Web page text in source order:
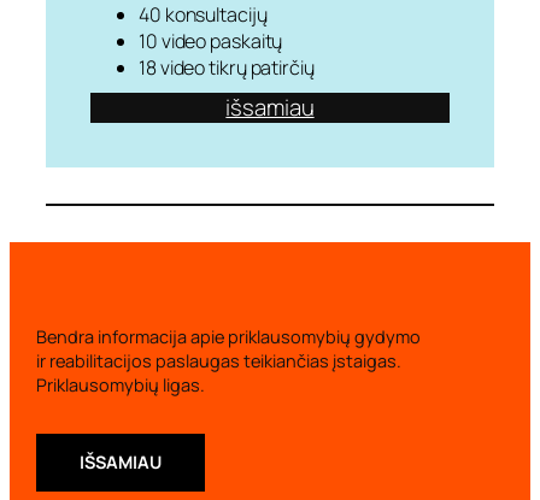
40 konsultacijų
10 video paskaitų
18 video tikrų patirčių
išsamiau
Bendra informacija apie priklausomybių gydymo
ir reabilitacijos paslaugas teikiančias įstaigas.
Priklausomybių ligas.
IŠSAMIAU